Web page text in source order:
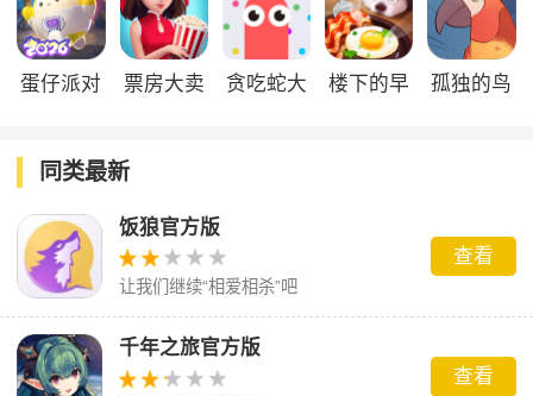
版
版
蛋仔派对
票房大卖
贪吃蛇大
楼下的早
孤独的鸟
同类最新
饭狼官方版
让我们继续“相爱相杀”吧
查看
千年之旅官方版
查看